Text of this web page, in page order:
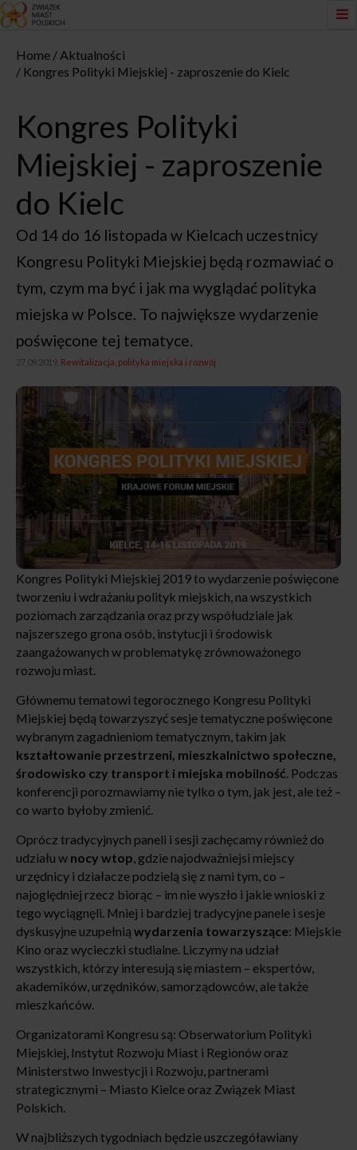
Home
Aktualności
Kongres Polityki Miejskiej - zaproszenie do Kielc
Kongres Polityki
Miejskiej - zaproszenie
do Kielc
Od 14 do 16 listopada w Kielcach uczestnicy
Kongresu Polityki Miejskiej będą rozmawiać o
tym, czym ma być i jak ma wyglądać polityka
miejska w Polsce. To największe wydarzenie
poświęcone tej tematyce.
27.09.2019, Rewitalizacja, polityka miejska i rozwój
Kongres Polityki Miejskiej 2019 to wydarzenie poświęcone
tworzeniu i wdrażaniu polityk miejskich, na wszystkich
poziomach zarządzania oraz przy współudziale jak
najszerszego grona osób, instytucji i środowisk
zaangażowanych w problematykę zrównoważonego
rozwoju miast.
Głównemu tematowi tegorocznego Kongresu Polityki
Miejskiej będą towarzyszyć sesje tematyczne poświęcone
wybranym zagadnieniom tematycznym, takim jak
kształtowanie przestrzeni, mieszkalnictwo społeczne,
środowisko czy transport i miejska mobilność. Podczas
konferencji porozmawiamy nie tylko o tym, jak jest, ale też –
co warto byłoby zmienić.
Oprócz tradycyjnych paneli i sesji zachęcamy również do
udziału w nocy wtop, gdzie najodważniejsi miejscy
urzędnicy i działacze podzielą się z nami tym, co –
najoględniej rzecz biorąc – im nie wyszło i jakie wnioski z
tego wyciągnęli. Mniej i bardziej tradycyjne panele i sesje
dyskusyjne uzupełnią wydarzenia towarzyszące: Miejskie
Kino oraz wycieczki studialne. Liczymy na udział
wszystkich, którzy interesują się miastem – ekspertów,
akademików, urzędników, samorządowców, ale także
mieszkańców.
Organizatorami Kongresu są: Obserwatorium Polityki
Miejskiej, Instytut Rozwoju Miast i Regionów oraz
Ministerstwo Inwestycji i Rozwoju, partnerami
strategicznymi – Miasto Kielce oraz Związek Miast
Polskich.
W najbliższych tygodniach będzie uszczegóławiany